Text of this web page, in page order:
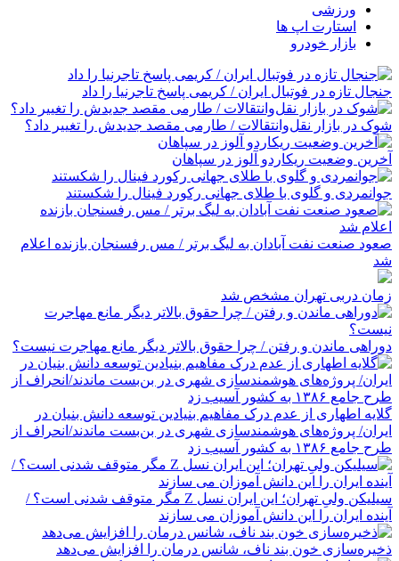
ورزشی
استارت اپ ها
بازار خودرو
جنجال تازه در فوتبال ایران / کریمی پاسخ تاجرنیا را داد
شوک در بازار نقل‌وانتقالات / طارمی مقصد جدیدش را تغییر داد؟
آخرین وضعیت ریکاردو آلوز در سپاهان
جوانمردی و گلوی با طلای جهانی رکورد فینال را شکستند
صعود صنعت نفت آبادان به لیگ برتر / مس رفسنجان بازنده اعلام
شد
زمان دربی تهران مشخص شد
دوراهی ماندن و رفتن / چرا حقوق بالاتر دیگر مانع مهاجرت نیست؟
گلایه اطهاری از عدم درک مفاهیم بنیادین توسعه دانش بنیان در
ایران/ پروژه‌های هوشمندسازی شهری در بن‌بست ماندند/انحراف از
طرح جامع ۱۳۸۶ به کشور آسیب زد
سیلیکن ولیِ تهران؛ این ایران نسل Z مگر متوقف شدنی است؟ /
آینده ایران را این دانش آموزان می سازند
ذخیره‌سازی خون بند ناف، شانس درمان را افزایش می‌دهد